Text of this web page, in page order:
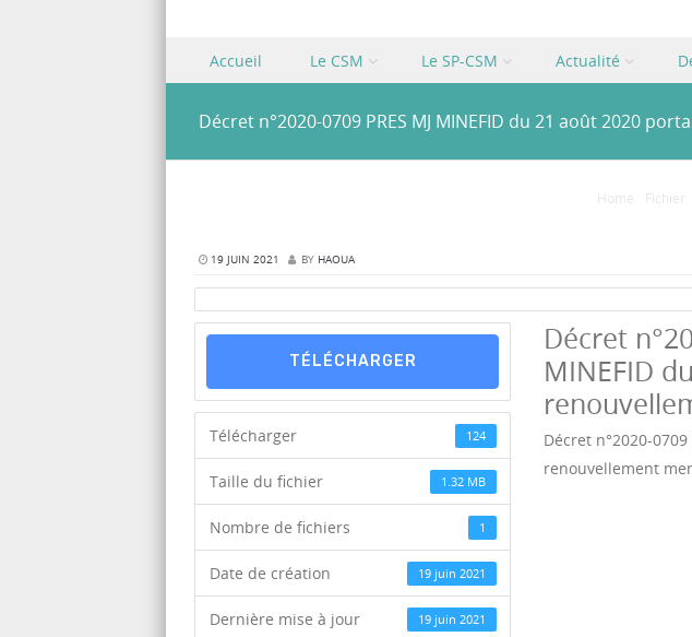
Menu
Skip to content
Accueil Le CSM Le SP-CSM Actualité
Décret n°2020-0709 PRES MJ MINEFID du 21 août 2020
Home Fichier
19 JUIN 2021 BY HAOUA
TÉLÉCHARGER
Télécharger 124
Taille du fichier 1.32 MB
Nombre de fichiers 1
Date de création 19 juin 2021
Dernière mise à jour 19 juin 2021
Décret
MINEFID
Décret n°2020-
renouvellement